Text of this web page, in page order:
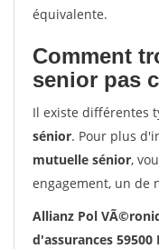
équivalente.
Comment
senior pas
Il existe différentes
sénior. Pour plus
mutuelle sénior,
engagement, un de
Allianz Pol
d'assurances 59500